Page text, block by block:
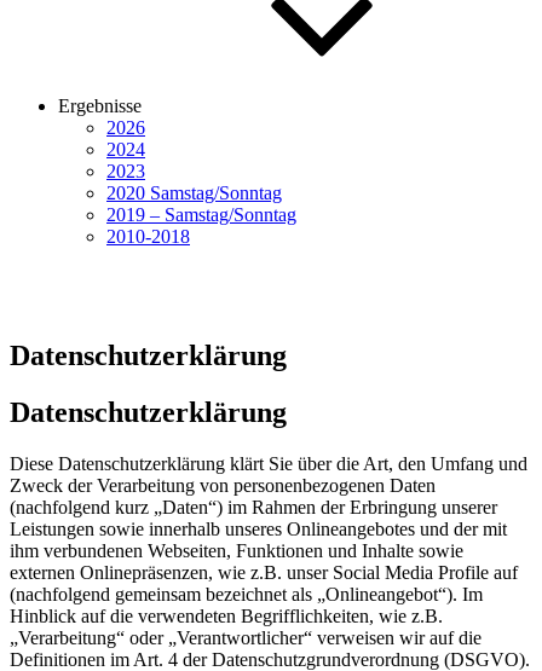
Ergebnisse
2026
2024
2023
2020 Samstag/Sonntag
2019 – Samstag/Sonntag
2010-2018
Datenschutzerklärung
Datenschutzerklärung
Diese Datenschutzerklärung klärt Sie über die Art, den Umfang und
Zweck der Verarbeitung von personenbezogenen Daten
(nachfolgend kurz „Daten“) im Rahmen der Erbringung unserer
Leistungen sowie innerhalb unseres Onlineangebotes und der mit
ihm verbundenen Webseiten, Funktionen und Inhalte sowie
externen Onlinepräsenzen, wie z.B. unser Social Media Profile auf
(nachfolgend gemeinsam bezeichnet als „Onlineangebot“). Im
Hinblick auf die verwendeten Begrifflichkeiten, wie z.B.
„Verarbeitung“ oder „Verantwortlicher“ verweisen wir auf die
Definitionen im Art. 4 der Datenschutzgrundverordnung (DSGVO).